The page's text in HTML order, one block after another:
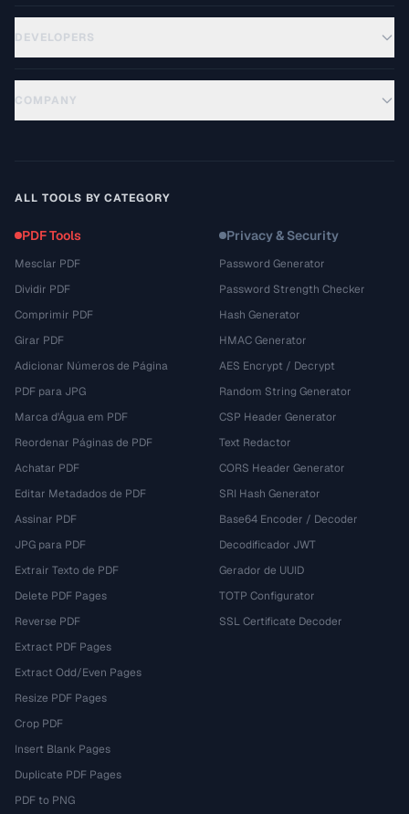
DEVELOPERS
COMPANY
ALL TOOLS BY CATEGORY
PDF Tools
Mesclar PDF
Dividir PDF
Comprimir PDF
Girar PDF
Adicionar Números de Página
PDF para JPG
Marca d'Água em PDF
Reordenar Páginas de PDF
Achatar PDF
Editar Metadados de PDF
Assinar PDF
JPG para PDF
Extrair Texto de PDF
Delete PDF Pages
Reverse PDF
Extract PDF Pages
Extract Odd/Even Pages
Resize PDF Pages
Crop PDF
Insert Blank Pages
Duplicate PDF Pages
PDF to PNG
Privacy & Security
Password Generator
Password Strength Checker
Hash Generator
HMAC Generator
AES Encrypt / Decrypt
Random String Generator
CSP Header Generator
Text Redactor
CORS Header Generator
SRI Hash Generator
Base64 Encoder / Decoder
Decodificador JWT
Gerador de UUID
TOTP Configurator
SSL Certificate Decoder